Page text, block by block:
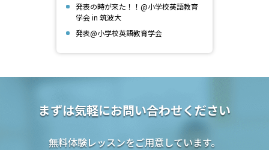
発表の時が来た！！@小学校英語教育
学会 in 筑波大
発表@小学校英語教育学会
まずは気軽にお問い合わせください
無料体験レッスンをご用意しています。